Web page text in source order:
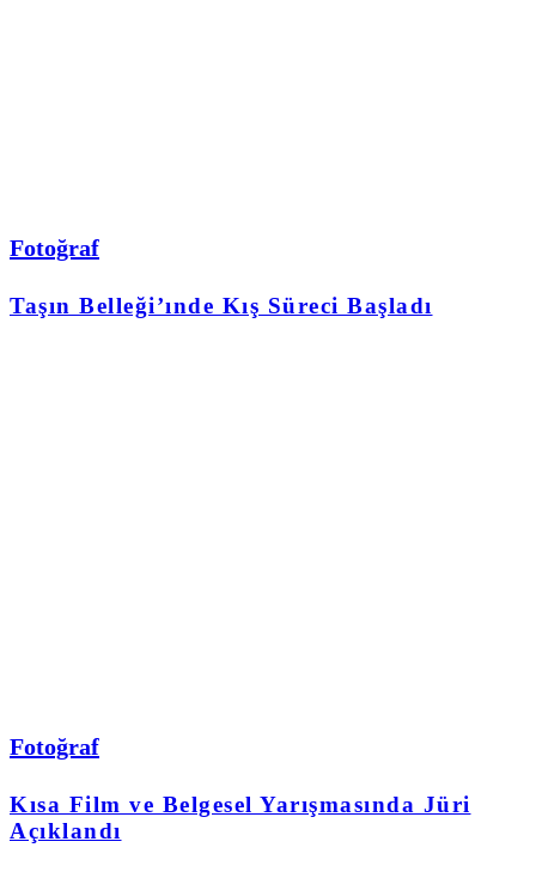
Fotoğraf
Taşın Belleği’ınde Kış Süreci Başladı
Fotoğraf
Kısa Film ve Belgesel Yarışmasında Jüri
Açıklandı